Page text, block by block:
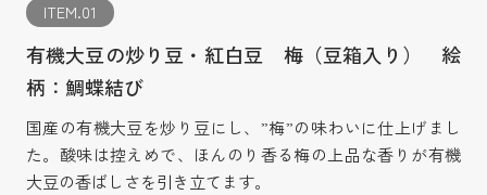
ITEM.01
有機大豆の炒り豆・紅白豆 梅（豆箱入り） 絵
柄：鯛蝶結び
国産の有機大豆を炒り豆にし、”梅”の味わいに仕上げまし
た。酸味は控えめで、ほんのり香る梅の上品な香りが有機
大豆の香ばしさを引き立てます。